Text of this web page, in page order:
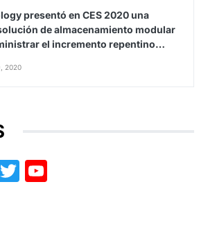
presentó en CES 2020 una
de almacenamiento modular
el incremento repentino…
2020
Twitter